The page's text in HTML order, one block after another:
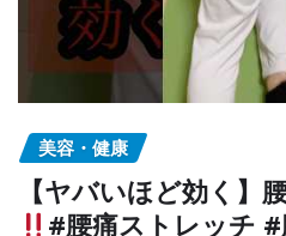
美容・健康
【ヤバいほど効く】
#腰痛ストレッチ